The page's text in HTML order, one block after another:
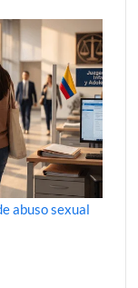
abuso sexual